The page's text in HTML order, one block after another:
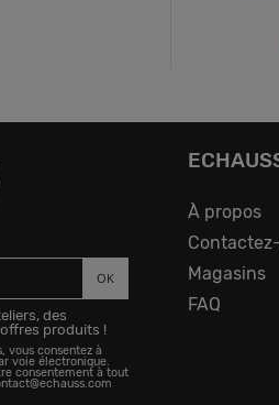
OK
des
produits !
vous consentez à
voie électronique.
consentement à tout
À propos
Magasins
FAQ